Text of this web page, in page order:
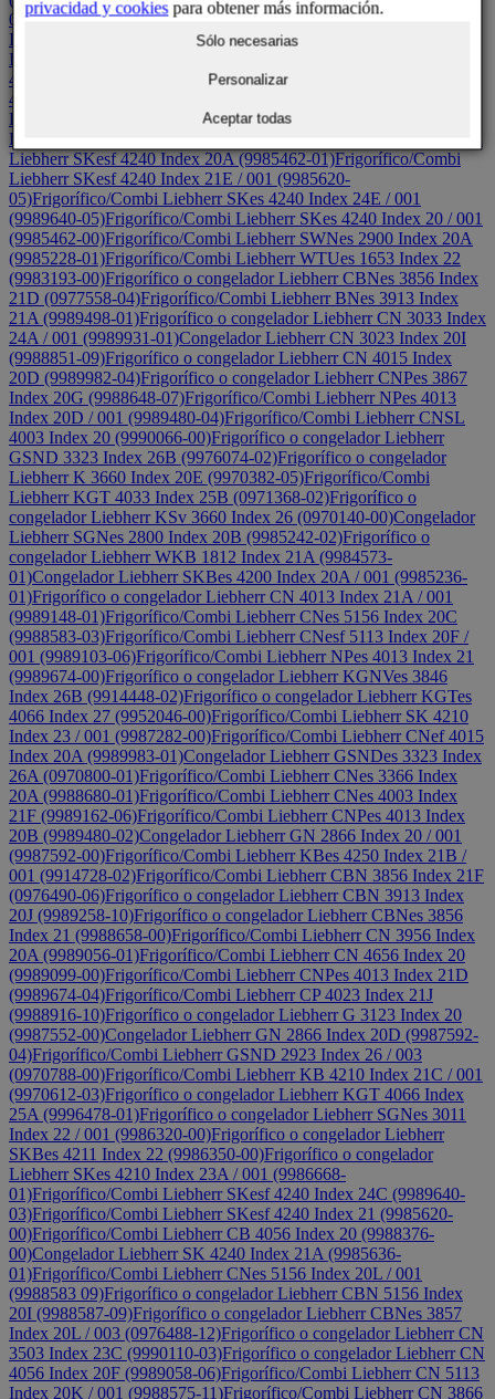
001 (9987280-05)Frigorífico o congelador Liebherr SKes 4200
Index 20A (097717001)
Frigorífico/Combi Liebherr SKes 4200
Index 20D / 001 (9985232-04)
4200 Index 20/001 (9985232-00)Frigorífico/Combi Liebherr SKes
4210 Index 20B / 001 (9985394-02)
Liebherr SKes 4210 Index 22A (9986338-01)
Liebherr SKes 4210 Index 24 / 001 (9987280-00)
Liebherr SKesf 4240 Index 20A (9985462-01)Frigorífico/Combi
Liebherr SKesf 4240 Index 21E / 001 (9985620-
05)Frigorífico/Combi Liebherr SKes 4240 Index 24E / 001
(9989640-05)Frigorífico/Combi Liebherr SKes 4240 Index 20 / 001
(9985462-00)Frigorífico/Combi Liebherr SWNes 2900 Index 20A
(9985228-01)Frigorífico/Combi Liebherr WTUes 1653 Index 22
(9983193-00)Frigorífico o congelador Liebherr CBNes 3856 Index
21D (0977558-04)Frigorífico/Combi Liebherr BNes 3913 Index
21A (9989498-01)Frigorífico o congelador Liebherr CN 3033 Index
24A / 001 (9989931-01)Congelador Liebherr CN 3023 Index 20I
(9988851-09)Frigorífico o congelador Liebherr CN 4015 Index
20D (9989982-04)Frigorífico o congelador Liebherr CNPes 3867
Index 20G (9988648-07)Frigorífico/Combi Liebherr NPes 4013
Index 20D / 001 (9989480-04)Frigorífico/Combi Liebherr CNSL
4003 Index 20 (9990066-00)Frigorífico o congelador Liebherr
GSND 3323 Index 26B (9976074-02)Frigorífico o congelador
Liebherr K 3660 Index 20E (9970382-05)Frigorífico/Combi
Liebherr KGT 4033 Index 25B (0971368-02)Frigorífico o
congelador Liebherr KSv 3660 Index 26 (0970140-00)Congelador
Liebherr SGNes 2800 Index 20B (9985242-02)Frigorífico o
congelador Liebherr WKB 1812 Index 21A (9984573-
01)Congelador Liebherr SKBes 4200 Index 20A / 001 (9985236-
01)Frigorífico o congelador Liebherr CN 4013 Index 21A / 001
(9989148-01)Frigorífico/Combi Liebherr CNes 5156 Index 20C
(9988583-03)Frigorífico/Combi Liebherr CNesf 5113 Index 20F /
001 (9989103-06)Frigorífico/Combi Liebherr NPes 4013 Index 21
(9989674-00)Frigorífico o congelador Liebherr KGNVes 3846
Index 26B (9914448-02)Frigorífico o congelador Liebherr KGTes
4066 Index 27 (9952046-00)Frigorífico/Combi Liebherr SK 4210
Index 23 / 001 (9987282-00)Frigorífico/Combi Liebherr CNef 4015
Index 20A (9989983-01)Congelador Liebherr GSNDes 3323 Index
26A (0970800-01)Frigorífico/Combi Liebherr CNes 3366 Index
20A (9988680-01)Frigorífico/Combi Liebherr CNes 4003 Index
21F (9989162-06)Frigorífico/Combi Liebherr CNPes 4013 Index
20B (9989480-02)Congelador Liebherr GN 2866 Index 20 / 001
(9987592-00)Frigorífico/Combi Liebherr KBes 4250 Index 21B /
001 (9914728-02)Frigorífico/Combi Liebherr CBN 3856 Index 21F
(0976490-06)Frigorífico o congelador Liebherr CBN 3913 Index
20J (9989258-10)Frigorífico o congelador Liebherr CBNes 3856
Index 21 (9988658-00)Frigorífico/Combi Liebherr CN 3956 Index
20A (9989056-01)Frigorífico/Combi Liebherr CN 4656 Index 20
(9989099-00)Frigorífico/Combi Liebherr CNPes 4013 Index 21D
(9989674-04)Frigorífico/Combi Liebherr CP 4023 Index 21J
(9988916-10)Frigorífico o congelador Liebherr G 3123 Index 20
(9987552-00)Congelador Liebherr GN 2866 Index 20D (9987592-
04)Frigorífico/Combi Liebherr GSND 2923 Index 26 / 003
(0970788-00)Frigorífico/Combi Liebherr KB 4210 Index 21C / 001
(9970612-03)Frigorífico o congelador Liebherr KGT 4066 Index
25A (9996478-01)Frigorífico o congelador Liebherr SGNes 3011
Index 22 / 001 (9986320-00)Frigorífico o congelador Liebherr
SKBes 4211 Index 22 (9986350-00)Frigorífico o congelador
Liebherr SKes 4210 Index 23A / 001 (9986668-
01)Frigorífico/Combi Liebherr SKesf 4240 Index 24C (9989640-
03)Frigorífico/Combi Liebherr SKesf 4240 Index 21 (9985620-
00)Frigorífico/Combi Liebherr CB 4056 Index 20 (9988376-
00)Congelador Liebherr SK 4240 Index 21A (9985636-
01)Frigorífico/Combi Liebherr CNes 5156 Index 20L / 001
(9988583 09)Frigorífico o congelador Liebherr CBN 5156 Index
20I (9988587-09)Frigorífico o congelador Liebherr CBNes 3857
Index 20L / 003 (0976488-12)Frigorífico o congelador Liebherr CN
3503 Index 23C (9990110-03)Frigorífico o congelador Liebherr CN
4056 Index 20F (9989058-06)Frigorífico/Combi Liebherr CN 5113
Index 20K / 001 (9988575-11)Frigorífico/Combi Liebherr CN 3866
privacidad y cookiespara obtener más información.
Sólo necesarias
Personalizar
Aceptar todas